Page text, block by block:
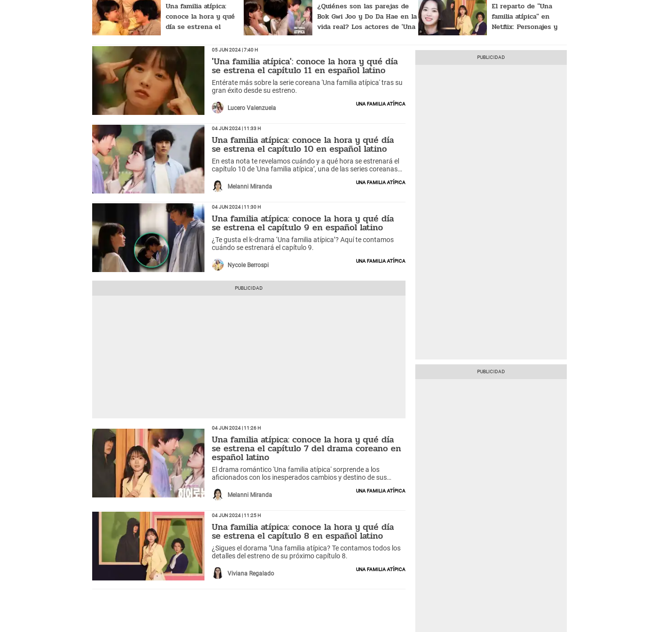
Una familia atípica:
conoce la hora y qué
día se estrena el
latino
¿Quiénes son las parejas de
Bok Gwi Joo y Do Da Hae en la
vida real? Los actores de 'Una
El reparto de "Una
familia atípica" en
Netflix: Personajes y
05 Jun 2024 | 7:40 h
'Una familia atípica': conoce la hora y qué día
se estrena el capítulo 11 en español latino
Entérate más sobre la serie coreana 'Una familia atípica' tras su
gran éxito desde su estreno.
Lucero Valenzuela
Una familia atípica
04 Jun 2024 | 11:33 h
Una familia atípica: conoce la hora y qué día
se estrena el capítulo 10 en español latino
En esta nota te revelamos cuándo y a qué hora se estrenará el
capítulo 10 de 'Una familia atípica’, una de las series coreanas
Melanni Miranda
Una familia atípica
04 Jun 2024 | 11:30 h
Una familia atípica: conoce la hora y qué día
se estrena el capítulo 9 en español latino
¿Te gusta el k-drama ‘Una familia atípica’? Aquí te contamos
cuándo se estrenará el capítulo 9.
Nycole Berrospi
Una familia atípica
04 Jun 2024 | 11:26 h
Una familia atípica: conoce la hora y qué día
se estrena el capítulo 7 del drama coreano en
español latino
El drama romántico 'Una familia atípica' sorprende a los
aficionados con los inesperados cambios y destino de sus
Melanni Miranda
Una familia atípica
04 Jun 2024 | 11:25 h
Una familia atípica: conoce la hora y qué día
se estrena el capítulo 8 en español latino
¿Sigues el dorama "Una familia atípica? Te contamos todos los
detalles del estreno de su próximo capítulo 8.
Viviana Regalado
Una familia atípica